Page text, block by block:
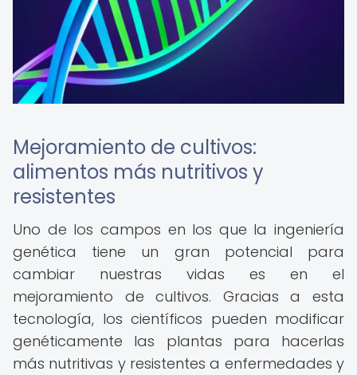
Mejoramiento de cultivos:
alimentos más nutritivos y
resistentes
Uno de los campos en los que la ingeniería
genética tiene un gran potencial para
cambiar nuestras vidas es en el
mejoramiento de cultivos. Gracias a esta
tecnología, los científicos pueden modificar
genéticamente las plantas para hacerlas
más nutritivas y resistentes a enfermedades y